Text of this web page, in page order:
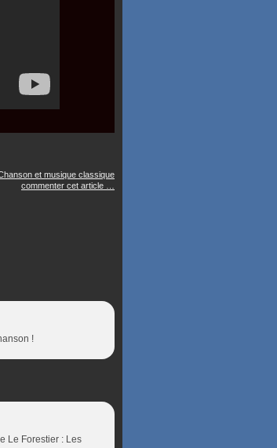
et musique classique
commenter cet article
!
Le Forestier : Les